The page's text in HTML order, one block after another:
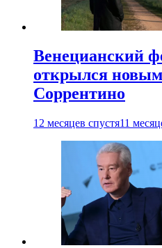
Венецианский
открылся
Соррентино
12 месяцев спустя11